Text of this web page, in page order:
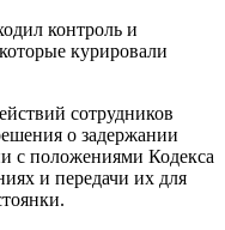
контроль и
курировали
сотрудников
о задержании
с положениями Кодекса
и передачи их для